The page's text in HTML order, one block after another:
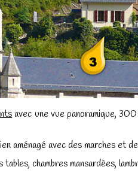
avec une vue panoramique,
aménagé avec des marches et
chambres mansardées,